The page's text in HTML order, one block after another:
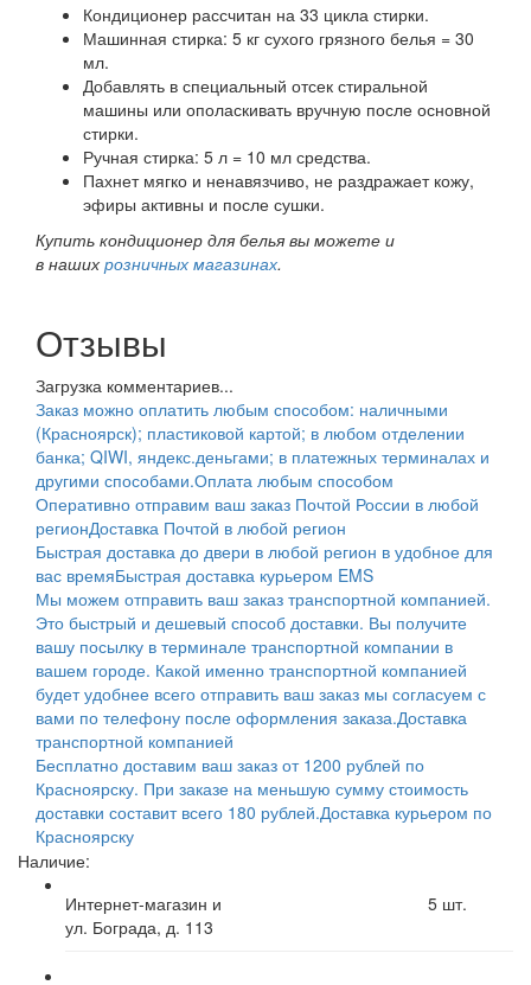
Кондиционер рассчитан на 33 цикла стирки.
Машинная стирка: 5 кг сухого грязного белья = 30
мл.
Добавлять в специальный отсек стиральной
машины или ополаскивать вручную после основной
стирки.
Ручная стирка: 5 л = 10 мл средства.
Пахнет мягко и ненавязчиво, не раздражает кожу,
эфиры активны и после сушки.
Купить кондиционер для белья вы можете и
в наших розничных магазинах.
Отзывы
Загрузка комментариев...
Заказ можно оплатить любым способом: наличными
(Красноярск); пластиковой картой; в любом отделении
банка; QIWI, яндекс.деньгами; в платежных терминалах и
другими способами.Оплата любым способом
Оперативно отправим ваш заказ Почтой России в любой
регионДоставка Почтой в любой регион
Быстрая доставка до двери в любой регион в удобное для
вас времяБыстрая доставка курьером EMS
Мы можем отправить ваш заказ транспортной компанией.
Это быстрый и дешевый способ доставки. Вы получите
вашу посылку в терминале транспортной компании в
вашем городе. Какой именно транспортной компанией
будет удобнее всего отправить ваш заказ мы согласуем с
вами по телефону после оформления заказа.Доставка
транспортной компанией
Бесплатно доставим ваш заказ от 1200 рублей по
Красноярску. При заказе на меньшую сумму стоимость
доставки составит всего 180 рублей.Доставка курьером по
Красноярску
Наличие:
Интернет-магазин и
ул. Бограда, д. 113
5 шт.